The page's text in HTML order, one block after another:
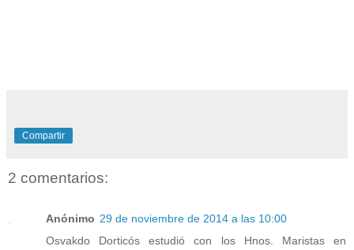
Compartir
2 comentarios:
Anónimo 29 de noviembre de 2014 a las 10:00
Osvakdo Dorticós estudió con los Hnos. Maristas en